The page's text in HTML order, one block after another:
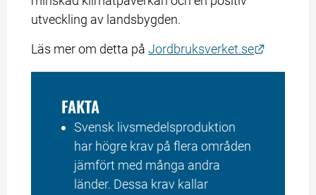
utveckling av landsbygden.
Läs mer om detta på Jordbruksverket.se Länk till
FAKTA
Svensk livsmedels­produktion
har högre krav på flera områden
jämfört med många andra
länder. Dessa krav kallar